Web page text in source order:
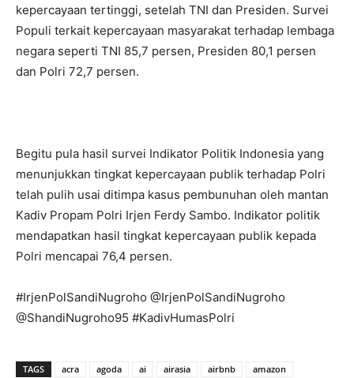
kepercayaan tertinggi, setelah TNI dan Presiden. Survei
Populi terkait kepercayaan masyarakat terhadap lembaga
negara seperti TNI 85,7 persen, Presiden 80,1 persen
dan Polri 72,7 persen.
Begitu pula hasil survei Indikator Politik Indonesia yang
menunjukkan tingkat kepercayaan publik terhadap Polri
telah pulih usai ditimpa kasus pembunuhan oleh mantan
Kadiv Propam Polri Irjen Ferdy Sambo. Indikator politik
mendapatkan hasil tingkat kepercayaan publik kepada
Polri mencapai 76,4 persen.
#IrjenPolSandiNugroho @IrjenPolSandiNugroho
@ShandiNugroho95 #KadivHumasPolri
TAGS acra agoda ai airasia airbnb amazon